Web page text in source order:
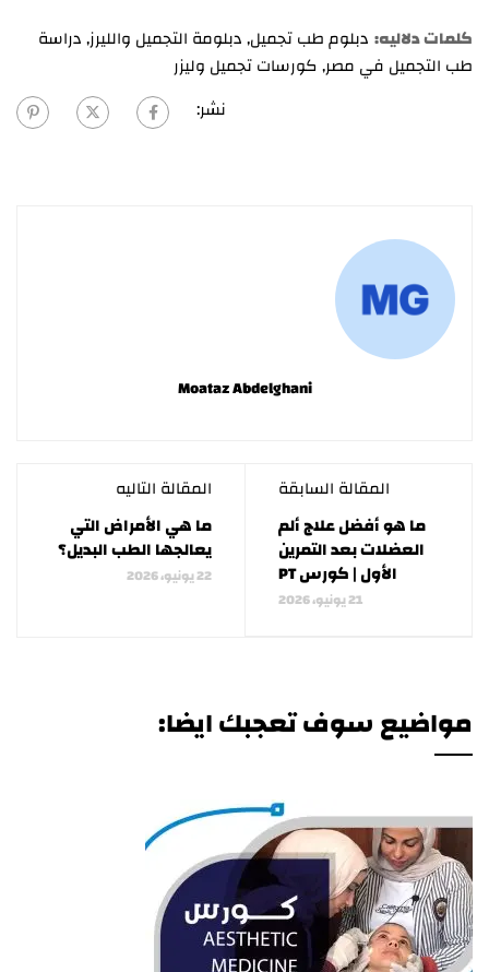
كلمات دلاليه: دبلوم طب تجميل,دبلومة التجميل والليرز,دراسة
طب التجميل في مصر, كورسات تجميل وليزر
نشر:
Moataz Abdelghani
المقالة السابقة
ما هو أفضل علاج ألم
العضلات بعد التمرين
الأول | كورس PT
21 يونيو، 2026
المقالة التاليه
ما هي الأمراض التي
يعالجها الطب البديل؟
22 يونيو، 2026
مواضيع سوف تعجبك ايضا: